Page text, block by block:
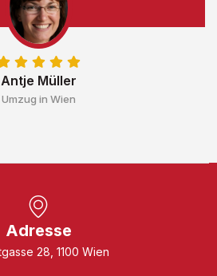
Antje Müller
Umzug in Wien
Adresse
28, 1100 Wien